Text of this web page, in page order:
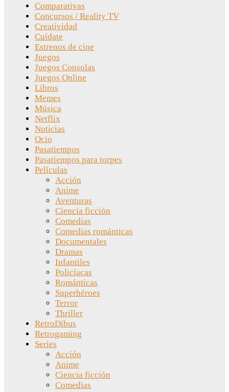
Comparativas
Concursos / Reality TV
Creatividad
Cuídate
Estrenos de cine
Juegos
Juegos Consolas
Juegos Online
Libros
Memes
Música
Netflix
Noticias
Ocio
Pasatiempos
Pasatiempos para torpes
Películas
Acción
Anime
Aventuras
Ciencia ficción
Comedias
Comedias románticas
Documentales
Dramas
Infantiles
Policíacas
Románticas
Superhéroes
Terror
Thriller
RetroDibus
Retrogaming
Series
Acción
Anime
Ciencia ficción
Comedias